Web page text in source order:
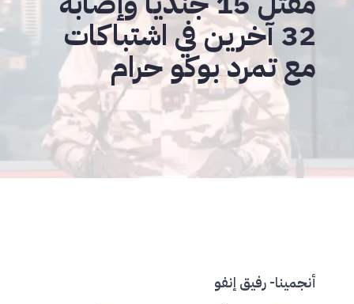
32 آخرين في اشتباكات
مع تمرد بوكو حرام
أنجمينا- رفيق إنفو